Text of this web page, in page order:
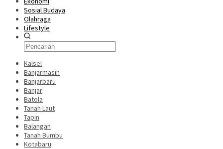
Sosial Budaya
Olahraga
Lifestyle
Kalsel
Banjarmasin
Banjarbaru
Banjar
Batola
Tanah Laut
Tapin
Balangan
Tanah Bumbu
Kotabaru